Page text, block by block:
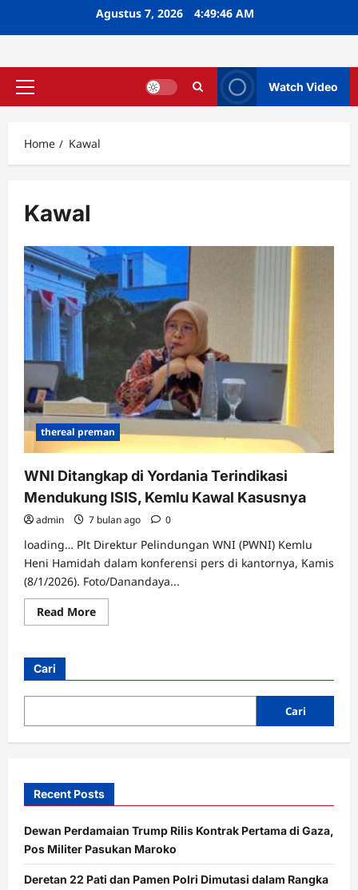
Agustus 7, 2026 4:49:46 AM
Primary
Watch Video
Home Kawal
Kawal
thereal preman
WNI Ditangkap di Yordania Terindikasi
Mendukung ISIS, Kemlu Kawal Kasusnya
admin 7 bulan ago 0
loading… Plt Direktur Pelindungan WNI (PWNI) Kemlu
Heni Hamidah dalam konferensi pers di kantornya, Kamis
(8/1/2026). Foto/Danandaya...
Read MoreRead
more
Yordania
Mendukung
Kemlu
Kasusnya
Cari
Cari
Recent Posts
Dewan Perdamaian Trump Rilis Kontrak Pertama di Gaza,
Pos Militer Pasukan Maroko
Deretan 22 Pati dan Pamen Polri Dimutasi dalam Rangka